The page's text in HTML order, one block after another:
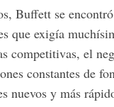
Buffett se
que exigía
competitivas, el
constantes de
nuevos y más